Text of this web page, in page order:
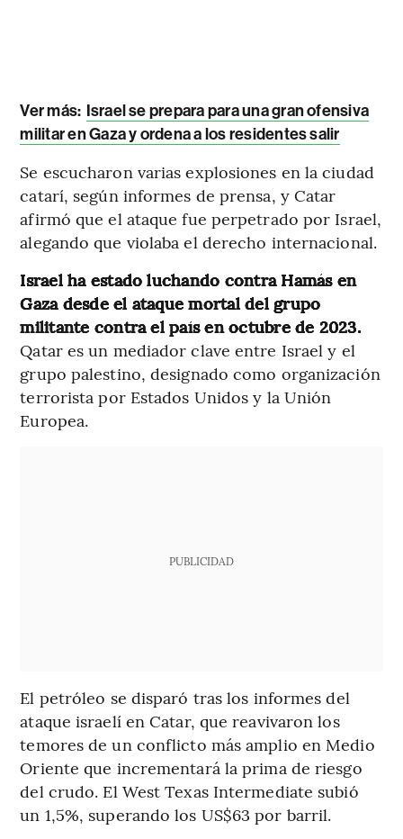
Ver más: Israel se prepara para una gran ofensiva
militar en Gaza y ordena a los residentes salir
Se escucharon varias explosiones en la ciudad
catarí, según informes de prensa, y Catar
afirmó que el ataque fue perpetrado por Israel,
alegando que violaba el derecho internacional.
Israel ha estado luchando contra Hamás en
Gaza desde el ataque mortal del grupo
militante contra el país en octubre de 2023.
Qatar es un mediador clave entre Israel y el
grupo palestino, designado como organización
terrorista por Estados Unidos y la Unión
Europea.
PUBLICIDAD
El petróleo se disparó tras los informes del
ataque israelí en Catar, que reavivaron los
temores de un conflicto más amplio en Medio
Oriente que incrementará la prima de riesgo
del crudo. El West Texas Intermediate subió
un 1,5%, superando los US$63 por barril.